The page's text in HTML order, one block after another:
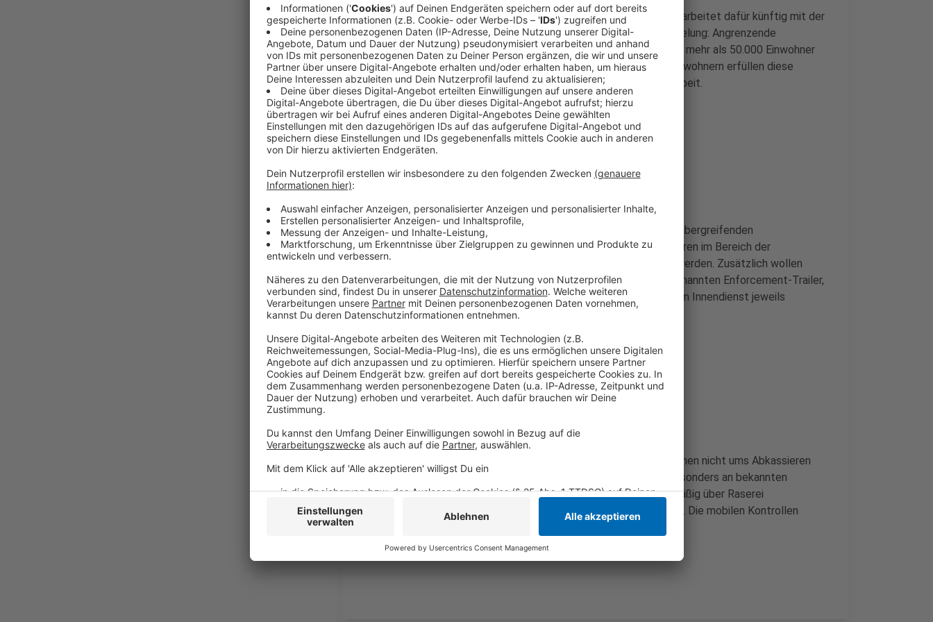
Die Stadt Nettetal will konsequenter gegen Raser vorgehen und arbeitet dafür künftig mit der
Gemeinde Brüggen zusammen. Möglich macht das eine neue Regelung: Angrenzende
Kommunen dürfen sich zusammenschließen, wenn sie gemeinsam mehr als 50.000 Einwohner
haben. Nettetal mit rund 43.000 und Brüggen mit etwa 16.200 Einwohnern erfüllen diese
Voraussetzung und planen nun eine interkommunale Zusammenarbeit.
Anzeige
Anzeige
Kern der Kooperation ist der Aufbau einer gemeinsamen, gebietsübergreifenden
Bußgeldstelle. Dort sollen künftig alle Ordnungswidrigkeitsverfahren im Bereich der
Geschwindigkeitsüberwachung für beide Kommunen bearbeitet werden. Zusätzlich wollen
Nettetal und Brüggen einen mobilen Blitzer-Anhänger, einen sogenannten Enforcement-Trailer,
anschaffen. Dafür sollen beim Kommunalen Ordnungsdienst und im Innendienst jeweils
zusätzliche Vollzeitstellen geschaffen werden.
Anzeige
Fokus liegt auf Verkehrssicherheit
Bürgermeister Christian Küsters betont, dass es bei den Maßnahmen nicht ums Abkassieren
gehe. Ziel sei es vielmehr, die Verkehrssicherheit zu erhöhen – besonders an bekannten
Gefahrenstellen und dort, wo sich Bürgerinnen und Bürger regelmäßig über Raserei
beschweren. Der Stadtrat hat dem Vorhaben bereits zugestimmt. Die mobilen Kontrollen